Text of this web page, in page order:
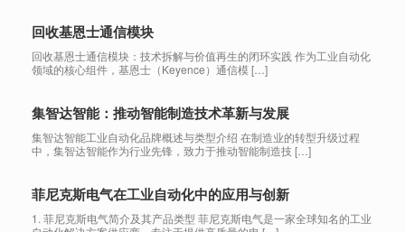
回收基恩士通信模块
回收基恩士通信模块：技术拆解与价值再生的闭环实践 作为工业自动化
领域的核心组件，基恩士（Keyence）通信模 […]
集智达智能：推动智能制造技术革新与发展
集智达智能工业自动化品牌概述与类型介绍 在制造业的转型升级过程
中，集智达智能作为行业先锋，致力于推动智能制造技 […]
菲尼克斯电气在工业自动化中的应用与创新
1. 菲尼克斯电气简介及其产品类型 菲尼克斯电气是一家全球知名的工业